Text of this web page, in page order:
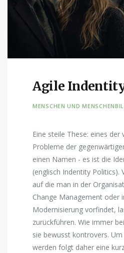
Agile
MENSCHEN UND
Eine steile These: eines
Probleme der
einen Namen - es ist die
(englisch Indentity Politics).
auf die man in der
Change Management oder
Modernisierung vorfindet,
zurückführen. Wie immer
sie bewusst kontrovers.
werden folgt daher eine